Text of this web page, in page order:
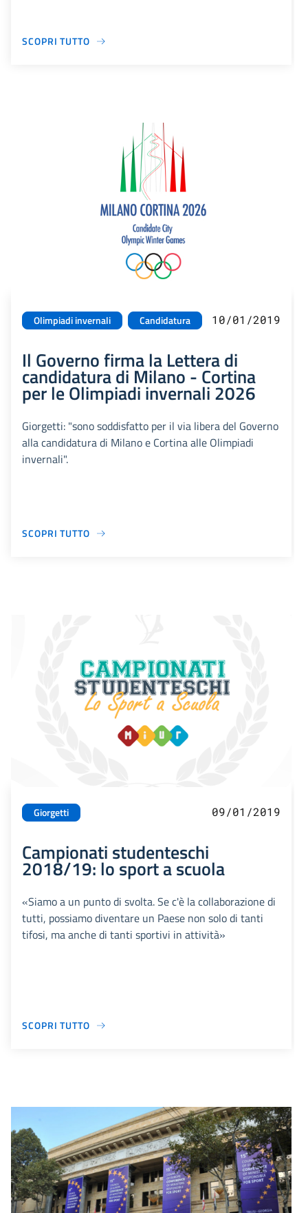
SCOPRI TUTTO
Olimpiadi invernali Candidatura 10/01/2019
Il Governo firma la Lettera di
candidatura di Milano - Cortina
per le Olimpiadi invernali 2026
Giorgetti: "sono soddisfatto per il via libera del Governo
alla candidatura di Milano e Cortina alle Olimpiadi
invernali".
SCOPRI TUTTO
Giorgetti 09/01/2019
Campionati studenteschi
2018/19: lo sport a scuola
«Siamo a un punto di svolta. Se c'è la collaborazione di
tutti, possiamo diventare un Paese non solo di tanti
tifosi, ma anche di tanti sportivi in attività»
SCOPRI TUTTO